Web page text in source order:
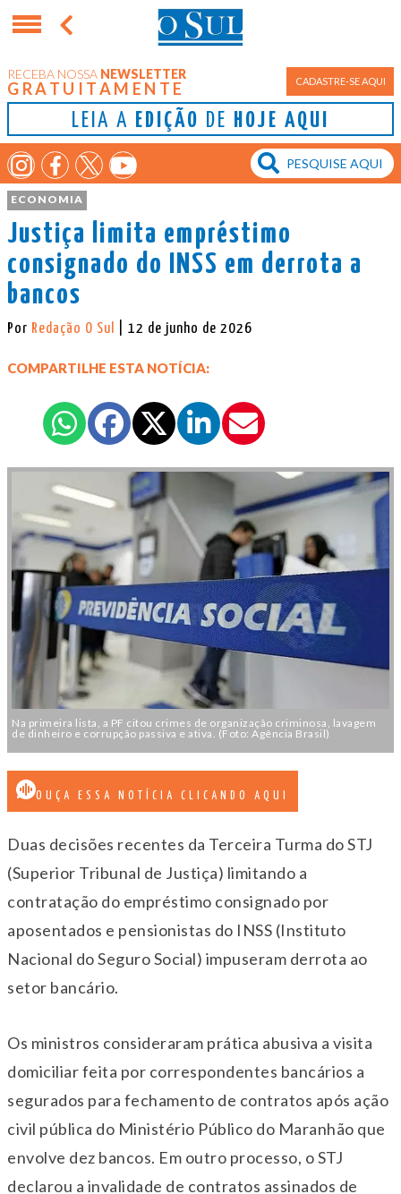
RECEBA NOSSA NEWSLETTER
GRATUITAMENTE CADASTRE-SE AQUI
LEIA A EDIÇÃO DE HOJE AQUI
ECONOMIA
Justiça limita empréstimo
consignado do INSS em derrota a
bancos
Por Redação O Sul | 12 de junho de 2026
COMPARTILHE ESTA NOTÍCIA:
Na primeira lista, a PF citou crimes de organização criminosa, lavagem
de dinheiro e corrupção passiva e ativa. (Foto: Agência Brasil)
OUÇA ESSA NOTÍCIA CLICANDO AQUI
Duas decisões recentes da Terceira Turma do STJ
(Superior Tribunal de Justiça) limitando a
contratação do empréstimo consignado por
aposentados e pensionistas do INSS (Instituto
Nacional do Seguro Social) impuseram derrota ao
setor bancário.
Os ministros consideraram prática abusiva a visita
domiciliar feita por correspondentes bancários a
segurados para fechamento de contratos após ação
civil pública do Ministério Público do Maranhão que
envolve dez bancos. Em outro processo, o STJ
declarou a invalidade de contratos assinados de